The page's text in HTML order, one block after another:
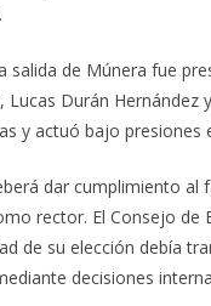
salida de Múnera fue
Durán
y actuó bajo presiones
dar cumplimiento
rector. El Consejo
de su elección debía
decisiones